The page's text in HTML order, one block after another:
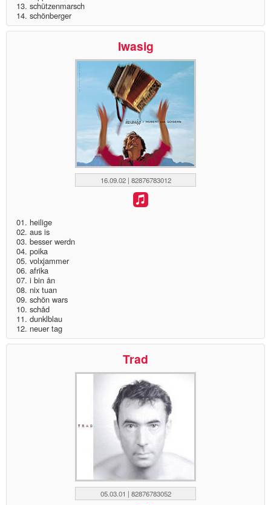
13. schützenmarsch
14. schönberger
Iwasig
16.09.02 | 82876783012
01. heilige
02. aus is
03. besser werdn
04. poika
05. volxjammer
06. afrika
07. i bin ån
08. nix tuan
09. schön wars
10. schåd
11. dunklblau
12. neuer tag
Trad
05.03.01 | 82876783052